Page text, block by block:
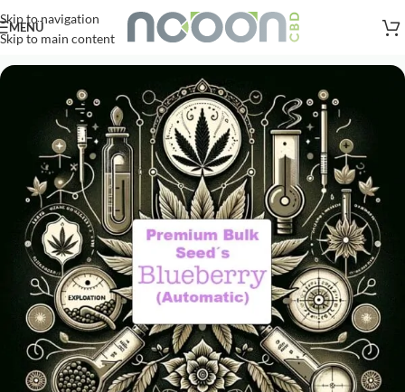
Skip to navigation
Skip to main content
Versandkostenfreie Lieferung nach AT, DE ab
MENÜ